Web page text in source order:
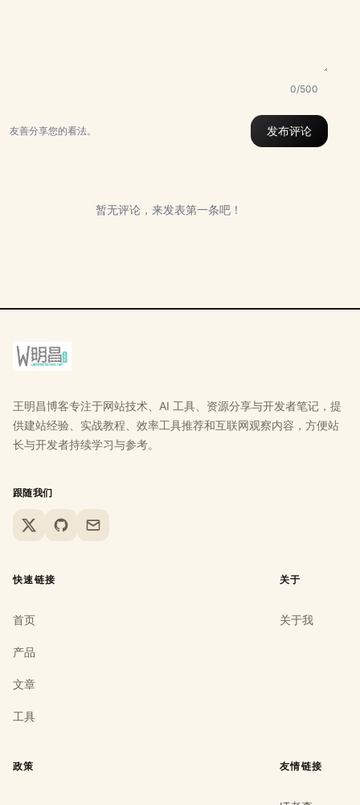
0/500
友善分享您的看法。 发布评论
暂无评论，来发表第一条吧！
王明昌博客专注于网站技术、AI 工具、资源分享与开发者笔记，提
供建站经验、实战教程、效率工具推荐和互联网观察内容，方便站
长与开发者持续学习与参考。
跟随我们
X GitHubEmail
快速链接
首页
产品
文章
工具
关于
关于我
政策 友情链接